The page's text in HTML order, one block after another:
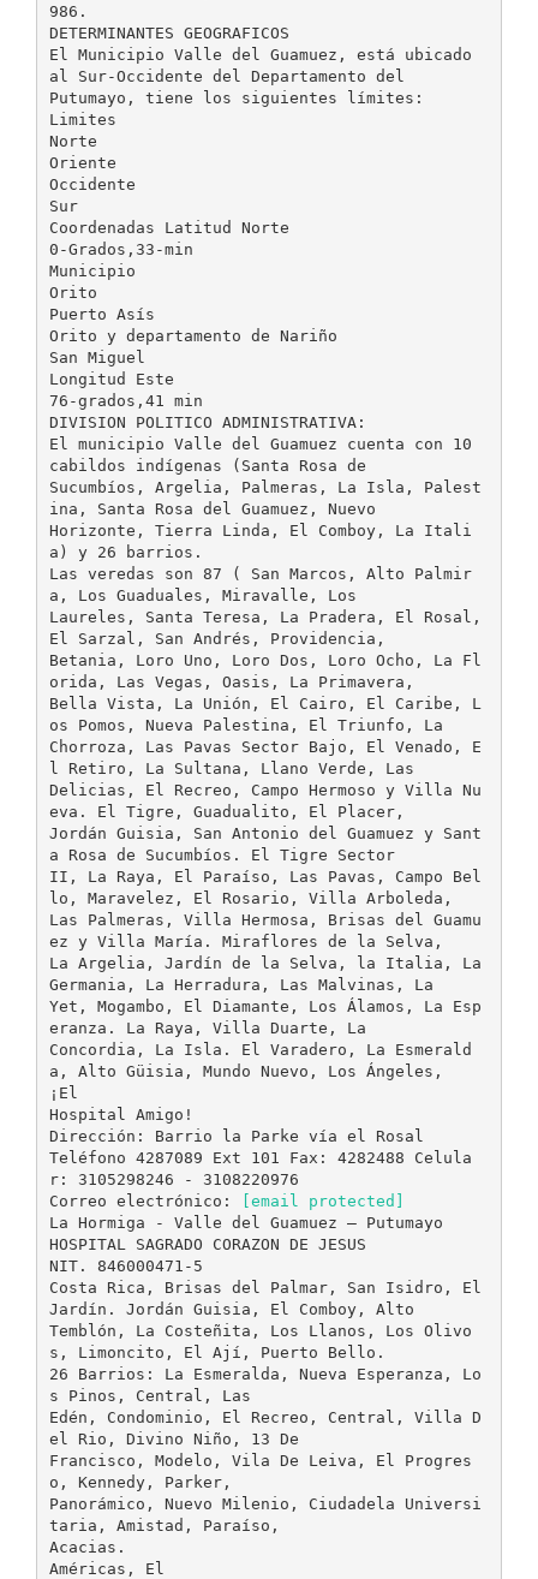
986.
DETERMINANTES GEOGRAFICOS
El Municipio Valle del Guamuez, está ubicado
al Sur-Occidente del Departamento del
Putumayo, tiene los siguientes límites:
Limites
Norte
Oriente
Occidente
Sur
Coordenadas Latitud Norte
0-Grados,33-min
Municipio
Orito
Puerto Asís
Orito y departamento de Nariño
San Miguel
Longitud Este
76-grados,41 min
DIVISION POLITICO ADMINISTRATIVA:
El municipio Valle del Guamuez cuenta con 10
cabildos indígenas (Santa Rosa de
Sucumbíos, Argelia, Palmeras, La Isla, Palest
ina, Santa Rosa del Guamuez, Nuevo
Horizonte, Tierra Linda, El Comboy, La Itali
a) y 26 barrios.
Las veredas son 87 ( San Marcos, Alto Palmir
a, Los Guaduales, Miravalle, Los
Laureles, Santa Teresa, La Pradera, El Rosal,
El Sarzal, San Andrés, Providencia,
Betania, Loro Uno, Loro Dos, Loro Ocho, La Fl
orida, Las Vegas, Oasis, La Primavera,
Bella Vista, La Unión, El Cairo, El Caribe, L
os Pomos, Nueva Palestina, El Triunfo, La
Chorroza, Las Pavas Sector Bajo, El Venado, E
l Retiro, La Sultana, Llano Verde, Las
Delicias, El Recreo, Campo Hermoso y Villa Nu
eva. El Tigre, Guadualito, El Placer,
Jordán Guisia, San Antonio del Guamuez y Sant
a Rosa de Sucumbíos. El Tigre Sector
II, La Raya, El Paraíso, Las Pavas, Campo Bel
lo, Maravelez, El Rosario, Villa Arboleda,
Las Palmeras, Villa Hermosa, Brisas del Guamu
ez y Villa María. Miraflores de la Selva,
La Argelia, Jardín de la Selva, la Italia, La
Germania, La Herradura, Las Malvinas, La
Yet, Mogambo, El Diamante, Los Álamos, La Esp
eranza. La Raya, Villa Duarte, La
Concordia, La Isla. El Varadero, La Esmerald
a, Alto Güisia, Mundo Nuevo, Los Ángeles,
¡El
Hospital Amigo!
Dirección: Barrio la Parke vía el Rosal
Teléfono 4287089 Ext 101 Fax: 4282488 Celula
r: 3105298246 - 3108220976
Correo electrónico:
[email protected]
La Hormiga - Valle del Guamuez – Putumayo
HOSPITAL SAGRADO CORAZON DE JESUS
NIT. 846000471-5
Costa Rica, Brisas del Palmar, San Isidro, El
Jardín. Jordán Guisia, El Comboy, Alto
Temblón, La Costeñita, Los Llanos, Los Olivo
s, Limoncito, El Ají, Puerto Bello.
26 Barrios: La Esmeralda, Nueva Esperanza, Lo
s Pinos, Central, Las
Edén, Condominio, El Recreo, Central, Villa D
el Rio, Divino Niño, 13 De
Francisco, Modelo, Vila De Leiva, El Progres
o, Kennedy, Parker,
Panorámico, Nuevo Milenio, Ciudadela Universi
taria, Amistad, Paraíso,
Acacias.
Américas, El